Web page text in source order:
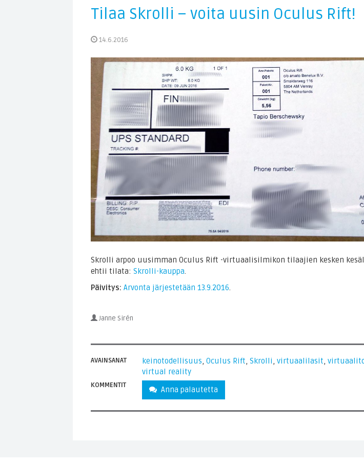
Tilaa Skrolli – voita uusin Oculus Rift!
14.6.2016
Skrolli arpoo uusimman Oculus Rift -virtuaalisilmikon tilaajien kesken
ehtii tilata: Skrolli-kauppa.
Päivitys: Arvonta järjestetään 13.9.2016.
Janne Sirén
AVAINSANAT keinotodellisuus, Oculus Rift, Skrolli, virtuaalilasit,
virtual reality
KOMMENTIT Anna palautetta